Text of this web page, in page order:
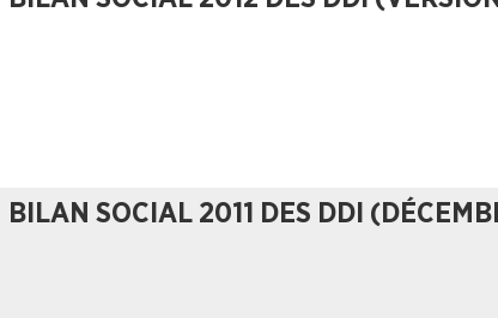
BILAN SOCIAL 2011 DES DDI